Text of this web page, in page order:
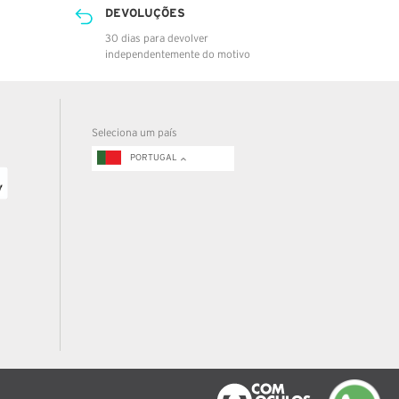
DEVOLUÇÕES
30 dias para devolver
independentemente do motivo
Seleciona um país
PORTUGAL